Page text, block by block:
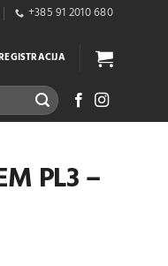
+385 91 2010 680
PL3 –